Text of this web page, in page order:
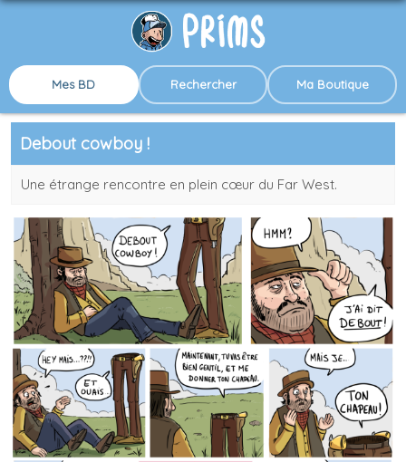
Mes BD Rechercher Ma Boutique
Debout cowboy !
Une étrange rencontre en plein cœur du Far West.